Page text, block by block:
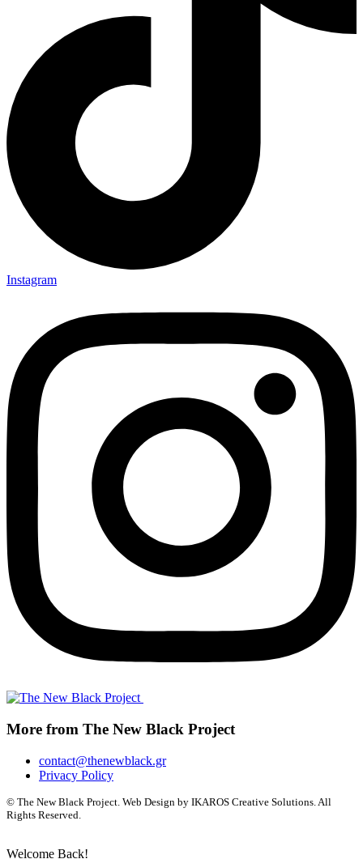
Instagram
More from The New Black Project
contact@thenewblack.gr
Privacy Policy
© The New Black Project. Web Design by IKAROS Creative Solutions. All
Rights Reserved.
Welcome Back!